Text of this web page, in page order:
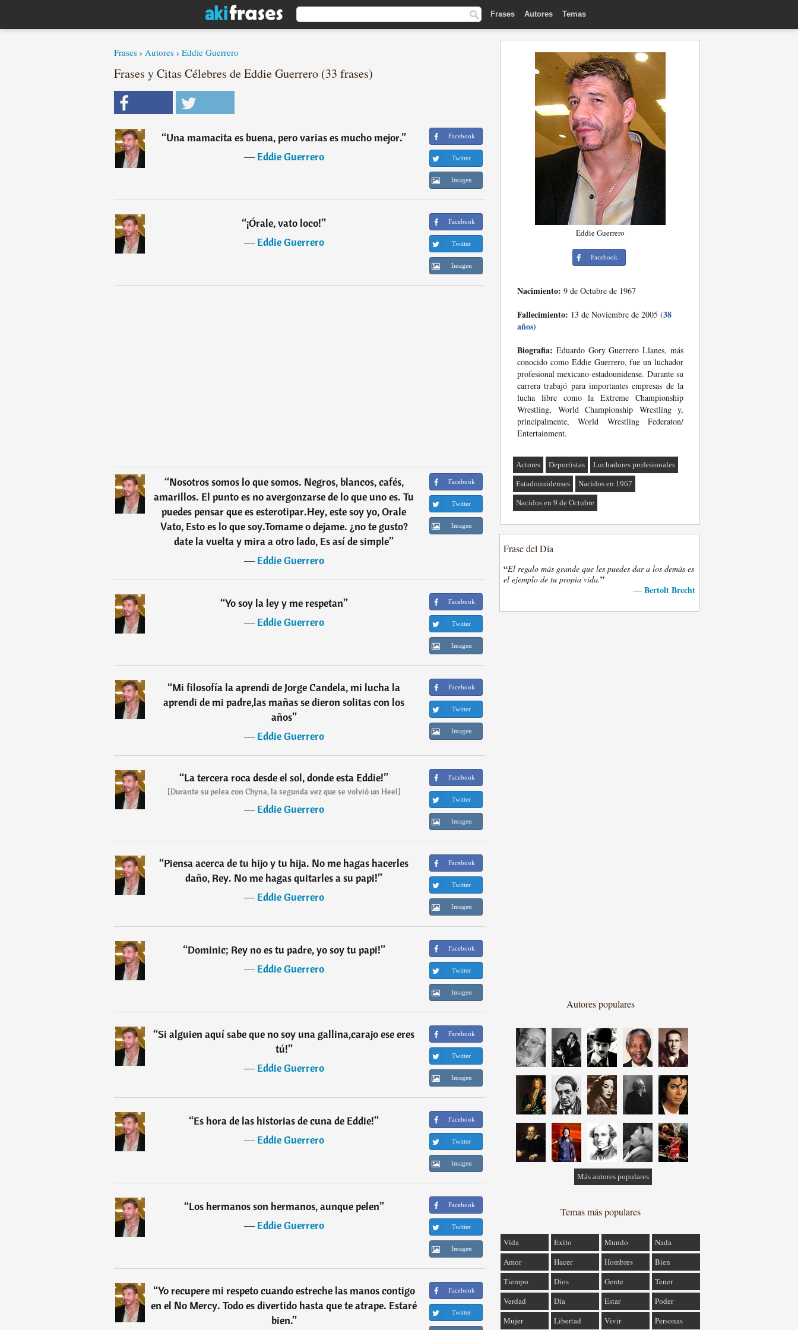
Frases Autores Temas
Frases › Autores › Eddie Guerrero
Frases y Citas Célebres de Eddie Guerrero (33 frases)
“Una mamacita es buena, pero varias es mucho mejor.”
―Eddie Guerrero
Facebook
Twitter
Imagen
“¡Órale, vato loco!”
―Eddie Guerrero
Facebook
Twitter
Imagen
“Nosotros somos lo que somos. Negros, blancos, cafés,
amarillos. El punto es no avergonzarse de lo que uno es. Tu
puedes pensar que es esterotipar.Hey, este soy yo, Orale
Vato, Esto es lo que soy.Tomame o dejame. ¿no te gusto?
date la vuelta y mira a otro lado, Es así de simple”
―Eddie Guerrero
Facebook
Twitter
Imagen
“Yo soy la ley y me respetan”
―Eddie Guerrero
Facebook
Twitter
Imagen
“Mi filosofía la aprendi de Jorge Candela, mi lucha la
aprendi de mi padre,las mañas se dieron solitas con los
años”
―Eddie Guerrero
Facebook
Twitter
Imagen
“La tercera roca desde el sol, donde esta Eddie!”
[Durante su pelea con Chyna, la segunda vez que se volvió un Heel]
―Eddie Guerrero
Facebook
Twitter
Imagen
“Piensa acerca de tu hijo y tu hija. No me hagas hacerles
daño, Rey. No me hagas quitarles a su papi!”
―Eddie Guerrero
Facebook
Twitter
Imagen
“Dominic; Rey no es tu padre, yo soy tu papi!”
―Eddie Guerrero
Facebook
Twitter
Imagen
“Si alguien aquí sabe que no soy una gallina,carajo ese eres
tú!”
―Eddie Guerrero
Facebook
Twitter
Imagen
“Es hora de las historias de cuna de Eddie!”
―Eddie Guerrero
Facebook
Twitter
Imagen
“Los hermanos son hermanos, aunque pelen”
―Eddie Guerrero
Facebook
Twitter
Imagen
“Yo recupere mi respeto cuando estreche las manos contigo
en el No Mercy. Todo es divertido hasta que te atrape. Estaré
bien.”
Facebook
Twitter
Eddie Guerrero
Facebook
Nacimiento: 9 de Octubre de 1967
Fallecimiento: 13 de Noviembre de 2005 (38
años)
Biografia: Eduardo Gory Guerrero Llanes, más
conocido como Eddie Guerrero, fue un luchador
profesional mexicano-estadounidense. Durante su
carrera trabajó para importantes empresas de la
lucha libre como la Extreme Championship
Wrestling, World Championship Wrestling y,
principalmente, World Wrestling Federaton/
Entertainment.
Actores Deportistas Luchadores profesionales
Estadounidenses Nacidos en 1967
Nacidos en 9 de Octubre
Frase del Día
“El regalo más grande que les puedes dar a los demás es
el ejemplo de tu propia vida.”
— Bertolt Brecht
Autores populares
Más autores populares
Temas más populares
Vida Éxito Mundo
Nada
Amor
Hacer Hombres
Bien
Tiempo
Dios Gente
Tener
Verdad
Día Estar
Poder
Mujer
Libertad Vivir
Personas